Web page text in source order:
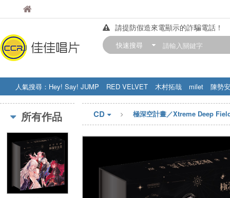
佳佳唱片
請提防假造來電顯示的詐騙電話！
【中華門市營業時間調整公告】
快速搜尋
人氣搜尋： Hey! Say! JUMP RED VELVET 木村拓哉 milet
陳勢安
STRAY KIDS
盧廣仲 周杰伦
所有作品 CD 極深空計畫／Xtreme Deep